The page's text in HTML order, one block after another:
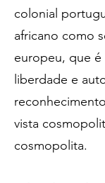
colonial
africano como
europeu, que é
liberdade e
vista
cosmopolita.